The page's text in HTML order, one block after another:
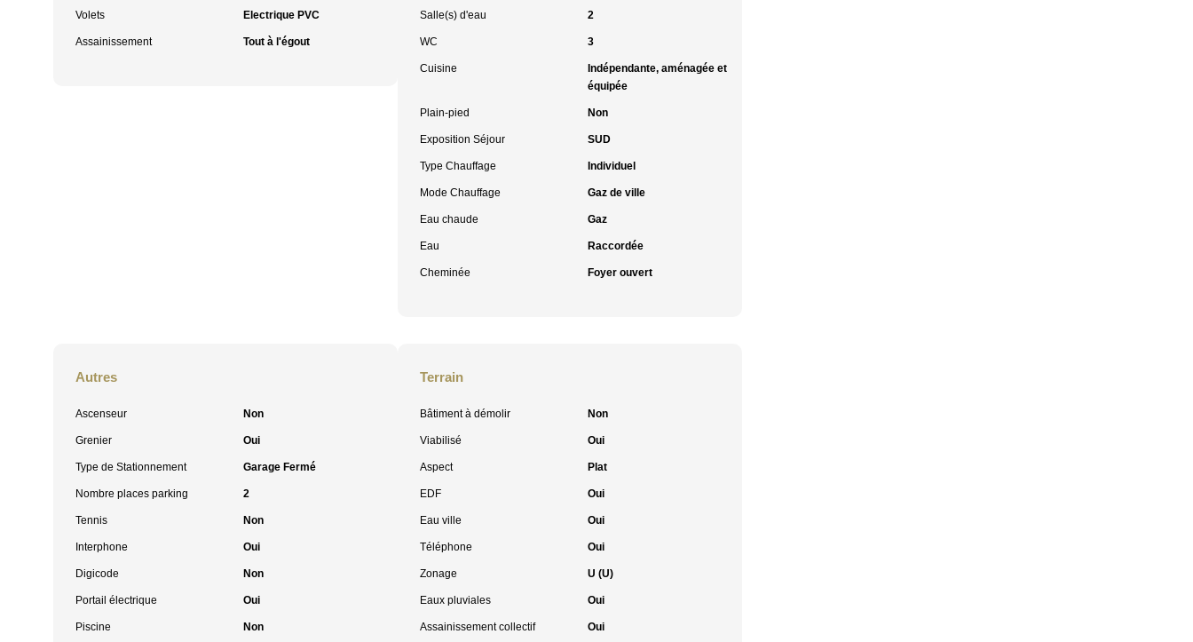
Volets Electrique PVC
Assainissement Tout à l'égout
Salle(s) d'eau 2
WC 3
Cuisine
Indépendante, aménagée et
équipée
Plain-pied Non
Exposition Séjour SUD
Type Chauffage Individuel
Mode Chauffage Gaz de ville
Eau chaude Gaz
Eau Raccordée
Cheminée Foyer ouvert
Autres
Ascenseur Non
Grenier Oui
Type de Stationnement Garage Fermé
Nombre places parking 2
Tennis Non
Interphone Oui
Digicode Non
Portail électrique Oui
Piscine Non
Terrain
Bâtiment à démolir Non
Viabilisé Oui
Aspect Plat
EDF Oui
Eau ville Oui
Téléphone Oui
Zonage U (U)
Eaux pluviales Oui
Assainissement collectif Oui